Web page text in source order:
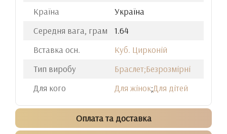
Країна
Україна
Середня вага, грам
1.64
Вставка осн.
Куб. Цирконій
Тип виробу
Браслет;Безрозмірні
Для кого
Для жінок;Для дітей
Оплата та доставка